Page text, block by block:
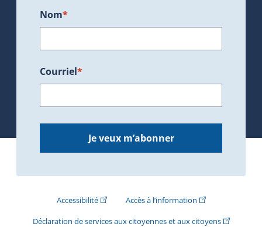
Nom*
Courriel*
Je veux m’abonner
Accessibilité(Cet hyperlien externe s'ouvrira dans une
Accès à l’information(Cet hyperlien
Déclaration de services aux citoyennes et aux citoyens(Cet